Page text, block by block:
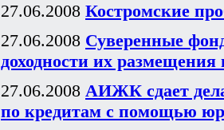
27.06.2008 Костромские
27.06.2008 Суверенные
доходности их размещения
27.06.2008 АИЖК сдает
по кредитам с помощью